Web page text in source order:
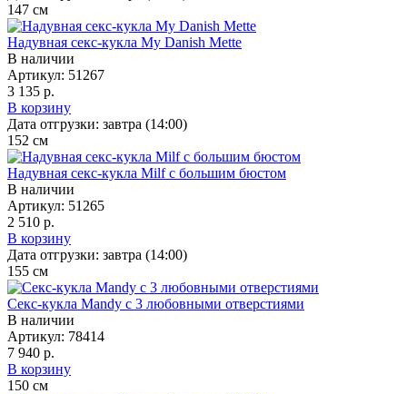
147 см
Надувная секс-кукла My Danish Mette
В наличии
Артикул: 51267
3 135 р.
В корзину
Дата отгрузки: завтра (14:00)
152 см
Надувная секс-кукла Milf с большим бюстом
В наличии
Артикул: 51265
2 510 р.
В корзину
Дата отгрузки: завтра (14:00)
155 см
Секс-кукла Mandy с 3 любовными отверстиями
В наличии
Артикул: 78414
7 940 р.
В корзину
150 см